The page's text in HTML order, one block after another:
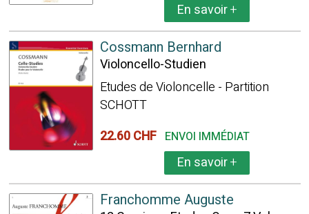
En savoir+
Cossmann Bernhard
Violoncello-Studien
Etudes de Violoncelle - Partition
SCHOTT
22.60 CHF ENVOI IMMÉDIAT
En savoir+
Franchomme Auguste